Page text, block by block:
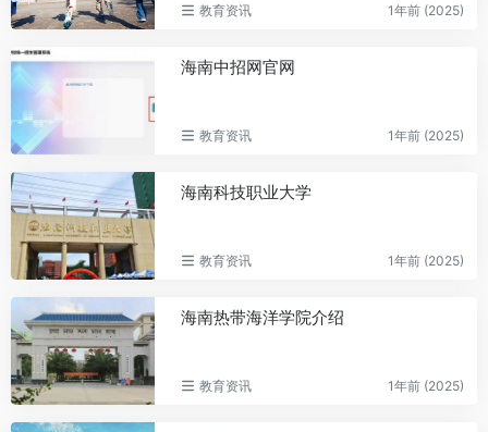
教育资讯 1年前 (2025)
海南中招网官网
教育资讯 1年前 (2025)
海南科技职业大学
教育资讯 1年前 (2025)
海南热带海洋学院介绍
教育资讯 1年前 (2025)